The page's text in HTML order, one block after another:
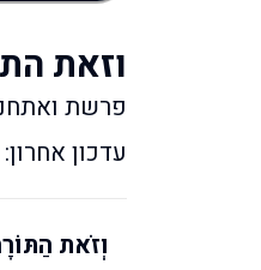
וזאת
פרשת
עדכון אחרון: 20/04/2022
וְזֹאת